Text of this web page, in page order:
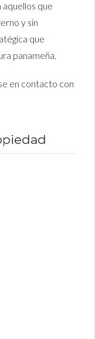
aquellos que
y sin
que
panameña.
en contacto con